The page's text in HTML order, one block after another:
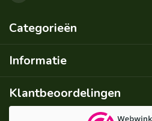
Categorieën
Informatie
Klantbeoordelingen